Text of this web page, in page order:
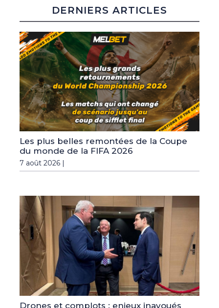
DERNIERS ARTICLES
Les plus belles remontées de la Coupe
du monde de la FIFA 2026
7 août 2026 |
Drones et complots : enjeux inavoués